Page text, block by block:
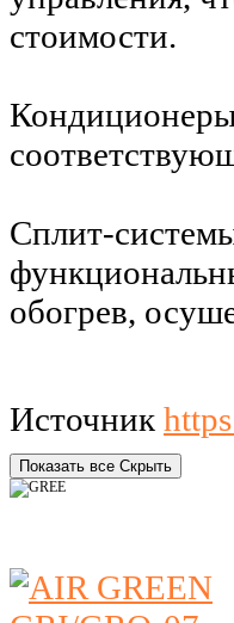
стоимости.
Сплит-
обогрев,
Источник
Показать все Скрыть